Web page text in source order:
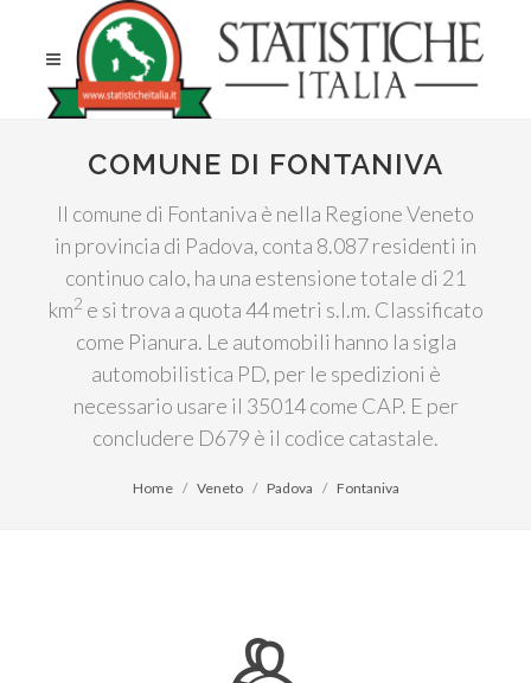
COMUNE DI FONTANIVA
Il comune di Fontaniva è nella Regione Veneto
in provincia di Padova, conta 8.087 residenti in
continuo calo, ha una estensione totale di 21
km2 e si trova a quota 44 metri s.l.m. Classificato
come Pianura. Le automobili hanno la sigla
automobilistica PD, per le spedizioni è
necessario usare il 35014 come CAP. E per
concludere D679 è il codice catastale.
Home Veneto Padova Fontaniva